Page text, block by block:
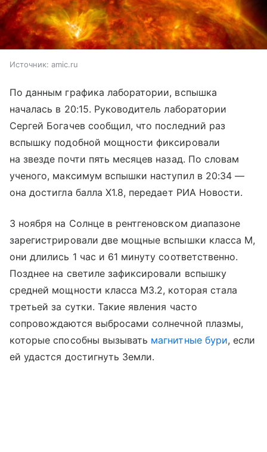
Источник: amic.ru
По данным графика лаборатории, вспышка
началась в 20:15. Руководитель лаборатории
Сергей Богачев сообщил, что последний раз
вспышку подобной мощности фиксировали
на звезде почти пять месяцев назад. По словам
ученого, максимум вспышки наступил в 20:34 —
она достигла балла Х1.8, передает РИА Новости.
3 ноября на Солнце в рентгеновском диапазоне
зарегистрировали две мощные вспышки класса М,
они длились 1 час и 61 минуту соответственно.
Позднее на светиле зафиксировали вспышку
средней мощности класса М3.2, которая стала
третьей за сутки. Такие явления часто
сопровождаются выбросами солнечной плазмы,
которые способны вызывать магнитные бури, если
ей удастся достигнуть Земли.